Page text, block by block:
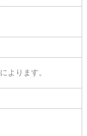
よります。